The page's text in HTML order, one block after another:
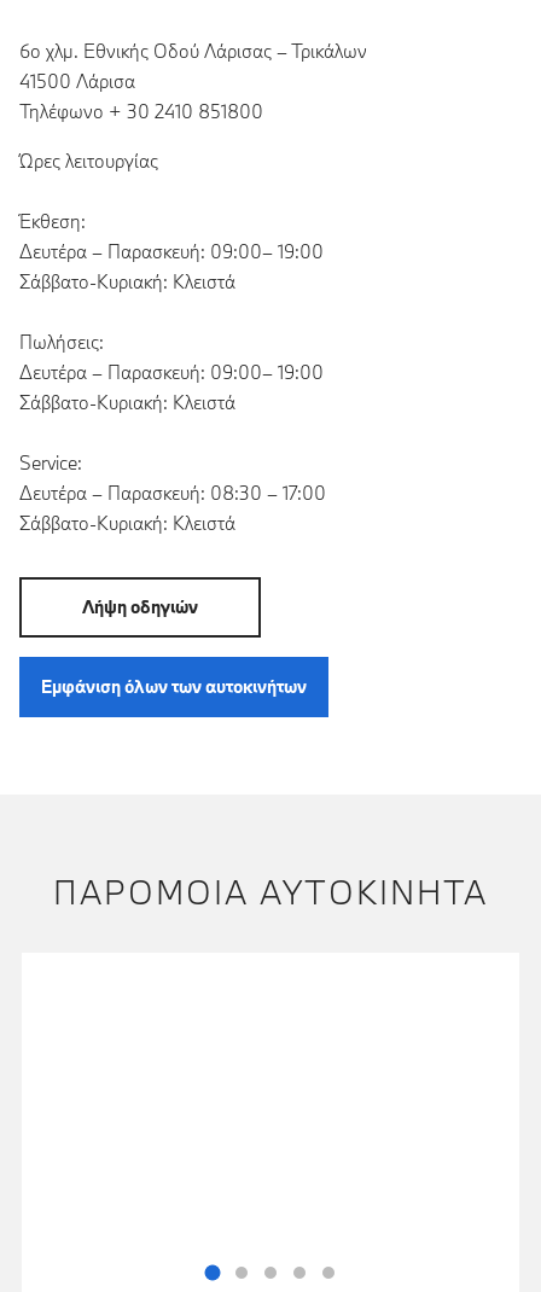
6ο χλμ. Εθνικής Οδού Λάρισας – Τρικάλων
41500 Λάρισα
Τηλέφωνο + 30 2410 851800
Ώρες λειτουργίας
Έκθεση:
Δευτέρα – Παρασκευή: 09:00– 19:00
Σάββατο-Κυριακή: Κλειστά
Πωλήσεις:
Δευτέρα – Παρασκευή: 09:00– 19:00
Σάββατο-Κυριακή: Κλειστά
Service:
Δευτέρα – Παρασκευή: 08:30 – 17:00
Σάββατο-Κυριακή: Κλειστά
Λήψη οδηγιών
Εμφάνιση όλων των αυτοκινήτων
ΠΑΡΌΜΟΙΑ ΑΥΤΟΚΊΝΗΤΑ